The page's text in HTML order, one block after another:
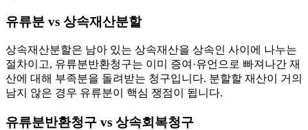
유류분 vs 상속재산분할
상속재산분할은 남아 있는 상속재산을 상속인 사이에 나누는
절차이고, 유류분반환청구는 이미 증여·유언으로 빠져나간 재
산에 대해 부족분을 돌려받는 청구입니다. 분할할 재산이 거의
남지 않은 경우 유류분이 핵심 쟁점이 됩니다.
유류분반환청구 vs 상속회복청구